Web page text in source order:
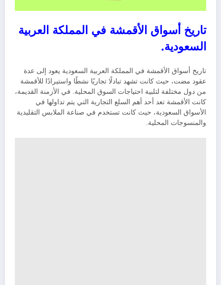
تاريخ أسواق الأقمشة في المملكة العربية
السعودية.
تاريخ أسواق الأقمشة في المملكة العربية السعودية يعود إلى عدة
عقود مضت، حيث كانت تشهد تبادلًا تجاريًا نشطًا واستيرادًا للأقمشة
من دول مختلفة لتلبية احتياجات السوق المحلية. في الأزمنة القديمة،
كانت الأقمشة تعد أحد أهم السلع التجارية التي يتم تداولها في
الأسواق السعودية، حيث كانت تستخدم في صناعة الملابس التقليدية
والمنسوجات المحلية.